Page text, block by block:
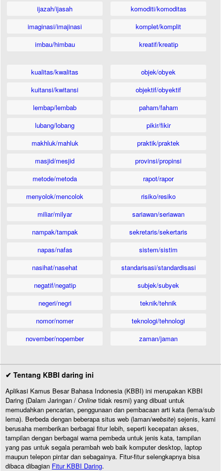
ijazah/ijasah
imaginasi/imajinasi
imbau/himbau
komoditi/komoditas
komplet/komplit
kreatif/kreatip
kualitas/kwalitas
kuitansi/kwitansi
lembap/lembab
lubang/lobang
makhluk/mahluk
masjid/mesjid
metode/metoda
menyolok/mencolok
miliar/milyar
nampak/tampak
napas/nafas
nasihat/nasehat
negatif/negatip
negeri/negri
nomor/nomer
november/nopember
objek/obyek
objektif/obyektif
paham/faham
pikir/fikir
praktik/praktek
provinsi/propinsi
rapot/rapor
risiko/resiko
sariawan/seriawan
sekretaris/sekertaris
sistem/sistim
standarisasi/standardisasi
subjek/subyek
teknik/tehnik
teknologi/tehnologi
zaman/jaman
✔ Tentang KBBI daring ini
Aplikasi Kamus Besar Bahasa Indonesia (KBBI) ini merupakan KBBI
Daring (Dalam Jaringan / Online tidak resmi) yang dibuat untuk
memudahkan pencarian, penggunaan dan pembacaan arti kata (lema/sub
lema). Berbeda dengan beberapa situs web (laman/website) sejenis, kami
berusaha memberikan berbagai fitur lebih, seperti kecepatan akses,
tampilan dengan berbagai warna pembeda untuk jenis kata, tampilan
yang pas untuk segala perambah web baik komputer desktop, laptop
maupun telepon pintar dan sebagainya. Fitur-fitur selengkapnya bisa
dibaca dibagian Fitur KBBI Daring.